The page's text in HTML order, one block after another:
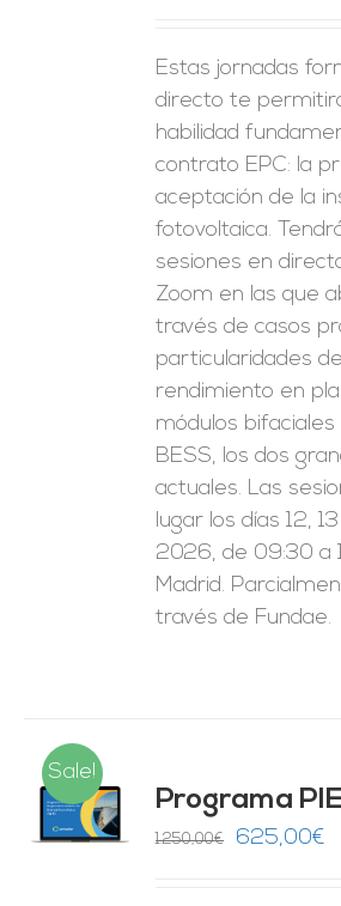
Estas jornadas
directo te
habilidad
contrato EPC: la
aceptación de la
fotovoltaica.
sesiones en
Zoom en las que
través de casos
particularidades
rendimiento en
módulos
BESS, los dos
actuales. Las
lugar los días 12,
2026, de 09:30 a
Madrid.
través de Fundae.
Sale!
Programa
1.250,00€
El
625,00€